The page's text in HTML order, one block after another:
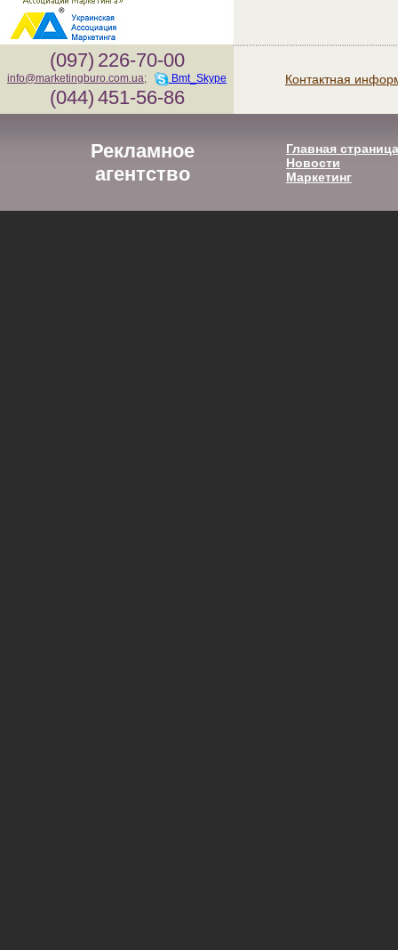
(097) 226-70-00
info@marketingburo.com.ua; Bmt_Skype
(044) 451-56-86
Контактная
Рекламное
агентство
Главная страница
Новости
Маркетинг